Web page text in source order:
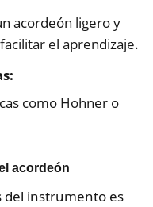
acordeón ligero y
el aprendizaje.
como Hohner o
acordeón
del instrumento es